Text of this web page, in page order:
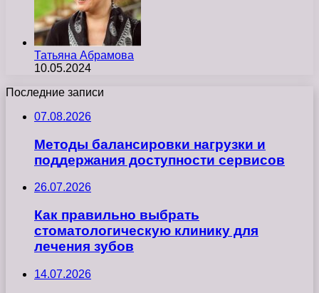
Татьяна Абрамова
10.05.2024
Последние записи
07.08.2026
Методы балансировки нагрузки и
поддержания доступности сервисов
26.07.2026
Как правильно выбрать
стоматологическую клинику для
лечения зубов
14.07.2026